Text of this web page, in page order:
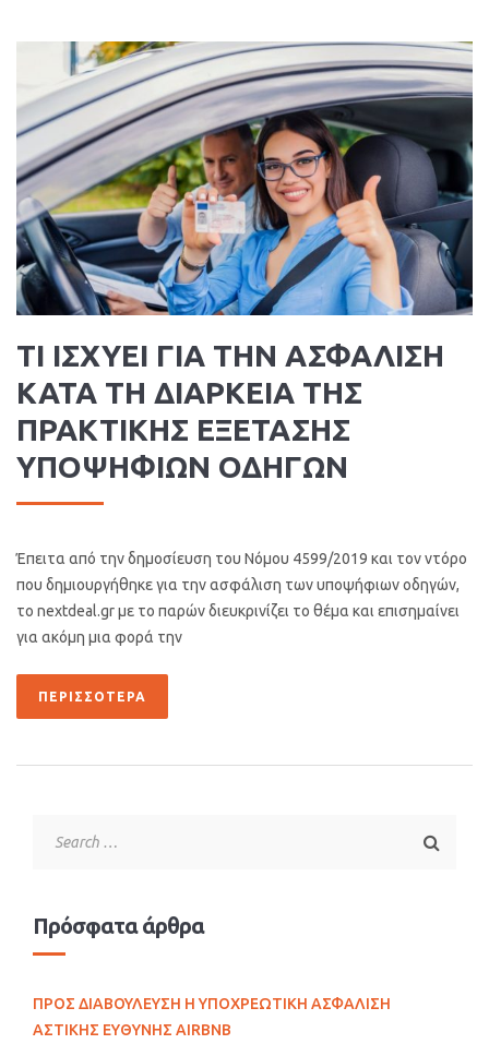
ΤΙ ΙΣΧΥΕΙ ΓΙΑ ΤΗΝ ΑΣΦΑΛΙΣΗ
ΚΑΤΑ ΤΗ ΔΙΑΡΚΕΙΑ ΤΗΣ
ΠΡΑΚΤΙΚΗΣ ΕΞΕΤΑΣΗΣ
ΥΠΟΨΗΦΙΩΝ ΟΔΗΓΩΝ
Έπειτα από την δημοσίευση του Νόμου 4599/2019 και τον ντόρο
που δημιουργήθηκε για την ασφάλιση των υποψήφιων οδηγών,
το nextdeal.gr με το παρών διευκρινίζει το θέμα και επισημαίνει
για ακόμη μια φορά την
ΠΕΡΙΣΣΌΤΕΡΑ
Πρόσφατα άρθρα
ΠΡΟΣ ΔΙΑΒΟΥΛΕΥΣΗ Η ΥΠΟΧΡΕΩΤΙΚΗ ΑΣΦΑΛΙΣΗ
ΑΣΤΙΚΗΣ ΕΥΘΥΝΗΣ AIRBNB